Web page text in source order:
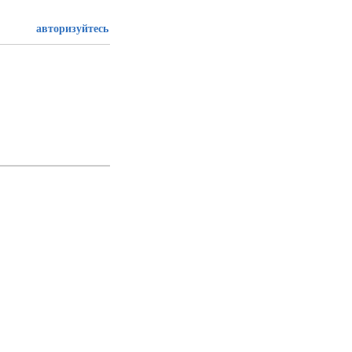
авторизуйтесь